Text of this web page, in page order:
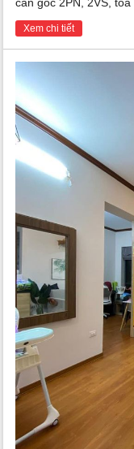
Xem chi tiết